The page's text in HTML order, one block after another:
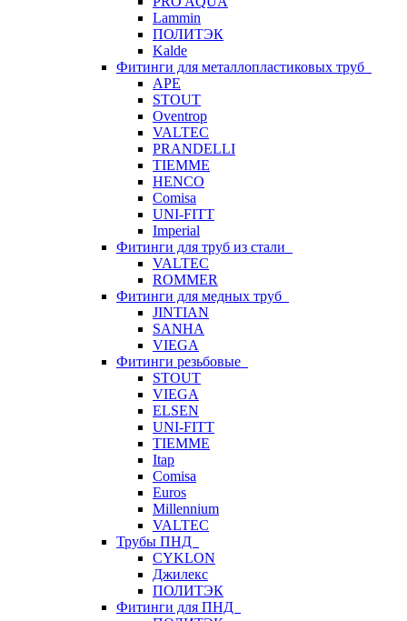
Lammin
ПОЛИТЭК
Kalde
Фитинги для металлопластиковых труб
APE
STOUT
Oventrop
VALTEC
PRANDELLI
TIEMME
HENCO
Comisa
UNI-FITT
Imperial
Фитинги для труб из стали
VALTEC
ROMMER
Фитинги для медных труб
JINTIAN
SANHA
VIEGA
Фитинги резьбовые
STOUT
VIEGA
ELSEN
UNI-FITT
TIEMME
Itap
Comisa
Euros
Millennium
VALTEC
Трубы ПНД
CYKLON
Джилекс
ПОЛИТЭК
Фитинги для ПНД